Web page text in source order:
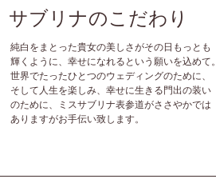
サブリナのこだわり
純白をまとった貴女の美しさがその日もっとも
輝くように、幸せになれるという願いを込めて。
世界でたったひとつのウェディングのために、
そして人生を楽しみ、幸せに生きる門出の装い
のために、ミスサブリナ表参道がささやかでは
ありますがお手伝い致します。